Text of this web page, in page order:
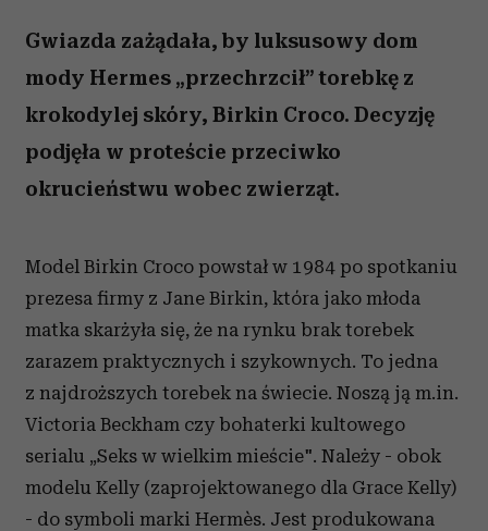
Gwiazda zażądała, by luksusowy dom
mody Hermes „przechrzcił” torebkę z
krokodylej skóry, Birkin Croco. Decyzję
podjęła w proteście przeciwko
okrucieństwu wobec zwierząt.
Model Birkin Croco powstał w 1984 po spotkaniu
prezesa firmy z Jane Birkin, która jako młoda
matka skarżyła się, że na rynku brak torebek
zarazem praktycznych i szykownych. To jedna
z najdroższych torebek na świecie. Noszą ją m.in.
Victoria Beckham czy bohaterki kultowego
serialu „Seks w wielkim mieście". Należy - obok
modelu Kelly (zaprojektowanego dla Grace Kelly)
- do symboli marki Hermès. Jest produkowana